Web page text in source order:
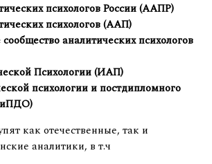
психологов России (ААПР)
психологов (ААП)
аналитических психологов
Психологии (ИАП)
психологии и постдипломного
как отечественные, так и
аналитики, в т.ч